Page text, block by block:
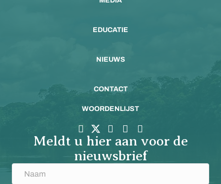
EDUCATIE
NIEUWS
CONTACT
WOORDENLIJST
Meldt u hier aan voor de
nieuwsbrief